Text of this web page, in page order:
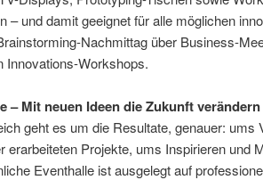
– und damit geeignet für alle möglichen
Nachmittag über Business-
Innovations-Workshops.
– Mit neuen Ideen die Zukunft verändern
geht es um die Resultate, genauer: ums
erarbeiteten Projekte, ums Inspirieren und
Eventhalle ist ausgelegt auf